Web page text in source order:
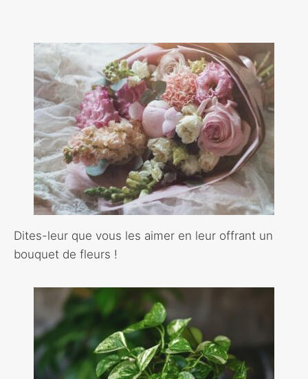
Dites-leur que vous les aimer en leur offrant un
bouquet de fleurs !